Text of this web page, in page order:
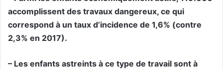
accomplissent des travaux dangereux, ce qui
correspond à un taux d’incidence de 1,6% (contre
2,3% en 2017).
– Les enfants astreints à ce type de travail sont à